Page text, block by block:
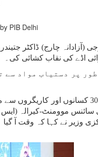
by PIB Delhi
(آزادانہ چارج) ڈاکٹر
اڈے کی نقاب کشائی کی۔
پر دستیاب مواد
بعد میں ایک تقریب میں ایس سی / ایس
موومنٹ-کیرالہ (ایس
وزیر نے کہا کہ وقت آ